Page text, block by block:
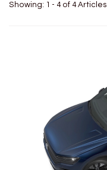
Showing: 1 - 4 of 4 Articles